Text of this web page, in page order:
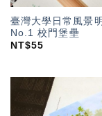
臺灣大學日常風景
No.1 校門堡壘
NT$55